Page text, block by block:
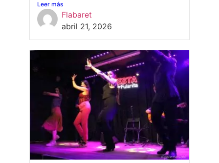
Leer más
Flabaret
abril 21, 2026